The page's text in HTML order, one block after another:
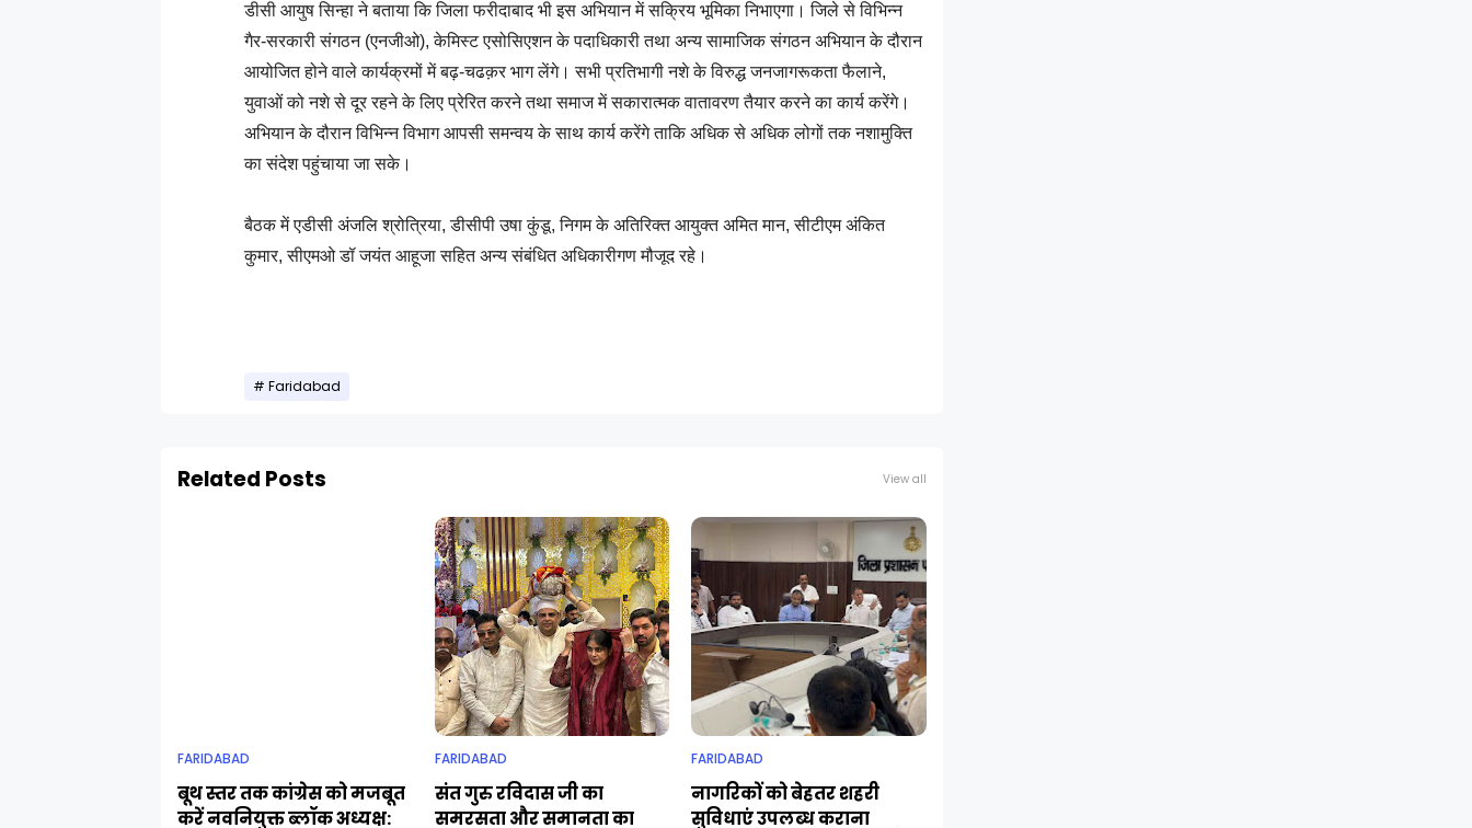
डीसी आयुष सिन्हा ने बताया कि जिला फरीदाबाद भी इस अभियान में सक्रिय भूमिका निभाएगा। जिले से विभिन्न
गैर-सरकारी संगठन (एनजीओ), केमिस्ट एसोसिएशन के पदाधिकारी तथा अन्य सामाजिक संगठन अभियान के दौरान
आयोजित होने वाले कार्यक्रमों में बढ़-चढक़र भाग लेंगे। सभी प्रतिभागी नशे के विरुद्ध जनजागरूकता फैलाने,
युवाओं को नशे से दूर रहने के लिए प्रेरित करने तथा समाज में सकारात्मक वातावरण तैयार करने का कार्य करेंगे।
अभियान के दौरान विभिन्न विभाग आपसी समन्वय के साथ कार्य करेंगे ताकि अधिक से अधिक लोगों तक नशामुक्ति
का संदेश पहुंचाया जा सके।
बैठक में एडीसी अंजलि श्रोत्रिया, डीसीपी उषा कुंडू, निगम के अतिरिक्त आयुक्त अमित मान, सीटीएम अंकित
कुमार, सीएमओ डॉ जयंत आहूजा सहित अन्य संबंधित अधिकारीगण मौजूद रहे।
Faridabad
Related Posts View all
FARIDABAD
बूथ स्तर तक कांग्रेस को मजबूत
करें नवनियुक्त ब्लॉक अध्यक्ष:
FARIDABAD
संत गुरु रविदास जी का
समरसता और समानता का
FARIDABAD
नागरिकों को बेहतर शहरी
सुविधाएं उपलब्ध कराना